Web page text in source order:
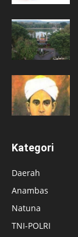
Kategori
Daerah
Anambas
Natuna
TNI-POLRI